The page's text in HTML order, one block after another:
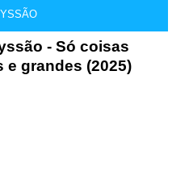
- Só coisas
e grandes (2025)